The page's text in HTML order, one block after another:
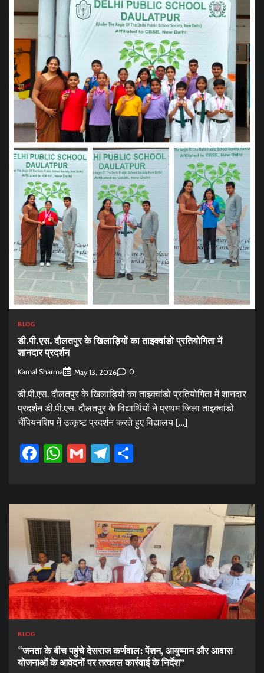
BLOG
डी.पी.एस. दौलतपुर के खिलाड़ियों का ताइक्वांडो प्रतियोगिता में
शानदार प्रदर्शन
Kamal Sharma May 13, 2026 0
डी.पी.एस. दौलतपुर के खिलाड़ियों का ताइक्वांडो प्रतियोगिता में शानदार
प्रदर्शन डी.पी.एस. दौलतपुर के विद्यार्थियों ने प्रथम जिला ताइक्वांडो
चैंपियनशिप में उत्कृष्ट प्रदर्शन करते हुए विद्यालय […]
Facebook
WhatsApp
GmailTelegram
BLOG
“जनता के बीच पहुंचे देसराज कर्णवाल: पेंशन, आयुष्मान और आवास
योजनाओं के आवेदनों पर तत्काल कार्रवाई के निर्देश”